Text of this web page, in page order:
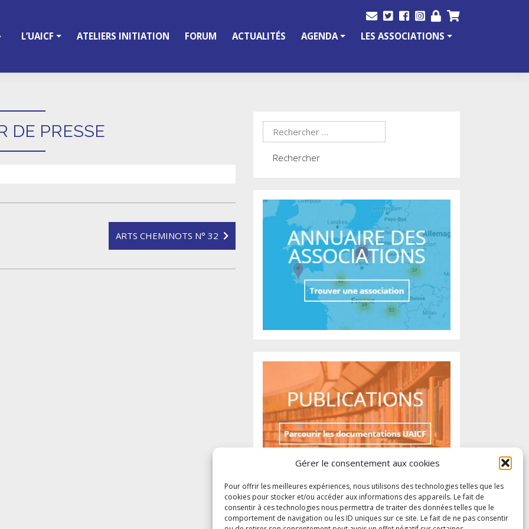
Gérer le consentement aux cookies
Pour offrir les meilleures expériences, nous utilisons des technologies telles que les
cookies pour stocker et/ou accéder aux informations des appareils. Le fait de
consentir à ces technologies nous permettra de traiter des données telles que le
comportement de navigation ou les ID uniques sur ce site. Le fait de ne pas consentir
L’UAICF ATELIERS INITIATION FORUM ACTUALITÉS AGENDA LES ASSOCIATIONS
DE PRESSE
ARTS CHEMINOTS N° 32